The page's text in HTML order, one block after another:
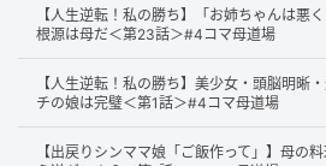
【人生逆転！私の勝ち】「お姉ちゃんは悪
根源は母だ＜第23話＞#4コマ母道場
【人生逆転！私の勝ち】美少女・頭脳明晰
チの娘は完璧＜第1話＞#4コマ母道場
【出戻りシンママ娘「ご飯作って」】母の